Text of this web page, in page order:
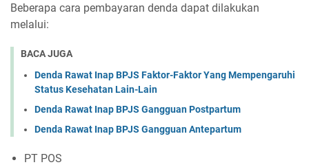
Beberapa cara pembayaran denda dapat dilakukan
melalui:
BACA JUGA
Denda Rawat Inap BPJS Faktor-Faktor Yang Mempengaruhi
Status Kesehatan Lain-Lain
Denda Rawat Inap BPJS Gangguan Postpartum
Denda Rawat Inap BPJS Gangguan Antepartum
PT POS